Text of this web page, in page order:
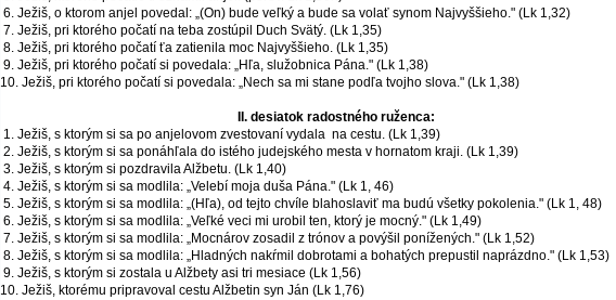
6. Ježiš, o ktorom anjel povedal: „(On) bude veľký a bude sa volať synom Najvyššieho." (Lk 1,32)
7. Ježiš, pri ktorého počatí na teba zostúpil Duch Svätý. (Lk 1,35)
8. Ježiš, pri ktorého počatí ťa zatienila moc Najvyššieho. (Lk 1,35)
9. Ježiš, pri ktorého počatí si povedala: „Hľa, služobnica Pána." (Lk 1,38)
10. Ježiš, pri ktorého počatí si povedala: „Nech sa mi stane podľa tvojho slova." (Lk 1,38)
II. desiatok radostného ruženca:
1. Ježiš, s ktorým si sa po anjelovom zvestovaní vydala na cestu. (Lk 1,39)
2. Ježiš, s ktorým si sa ponáhľala do istého judejského mesta v hornatom kraji. (Lk 1,39)
3. Ježiš, s ktorým si pozdravila Alžbetu. (Lk 1,40)
4. Ježiš, s ktorým si sa modlila: „Velebí moja duša Pána." (Lk 1, 46)
5. Ježiš, s ktorým si sa modlila: „(Hľa), od tejto chvíle blahoslaviť ma budú všetky pokolenia." (Lk 1, 48)
6. Ježiš, s ktorým si sa modlila: „Veľké veci mi urobil ten, ktorý je mocný." (Lk 1,49)
7. Ježiš, s ktorým si sa modlila: „Mocnárov zosadil z trónov a povýšil ponížených." (Lk 1,52)
8. Ježiš, s ktorým si sa modlila: „Hladných nakŕmil dobrotami a bohatých prepustil naprázdno." (Lk 1,53)
9. Ježiš, s ktorým si zostala u Alžbety asi tri mesiace (Lk 1,56)
10. Ježiš, ktorému pripravoval cestu Alžbetin syn Ján (Lk 1,76)